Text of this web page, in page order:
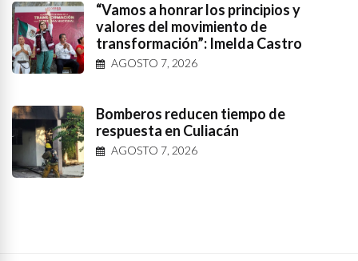
“Vamos a honrar los principios y
valores del movimiento de
transformación”: Imelda Castro
AGOSTO 7, 2026
Bomberos reducen tiempo de
respuesta en Culiacán
AGOSTO 7, 2026